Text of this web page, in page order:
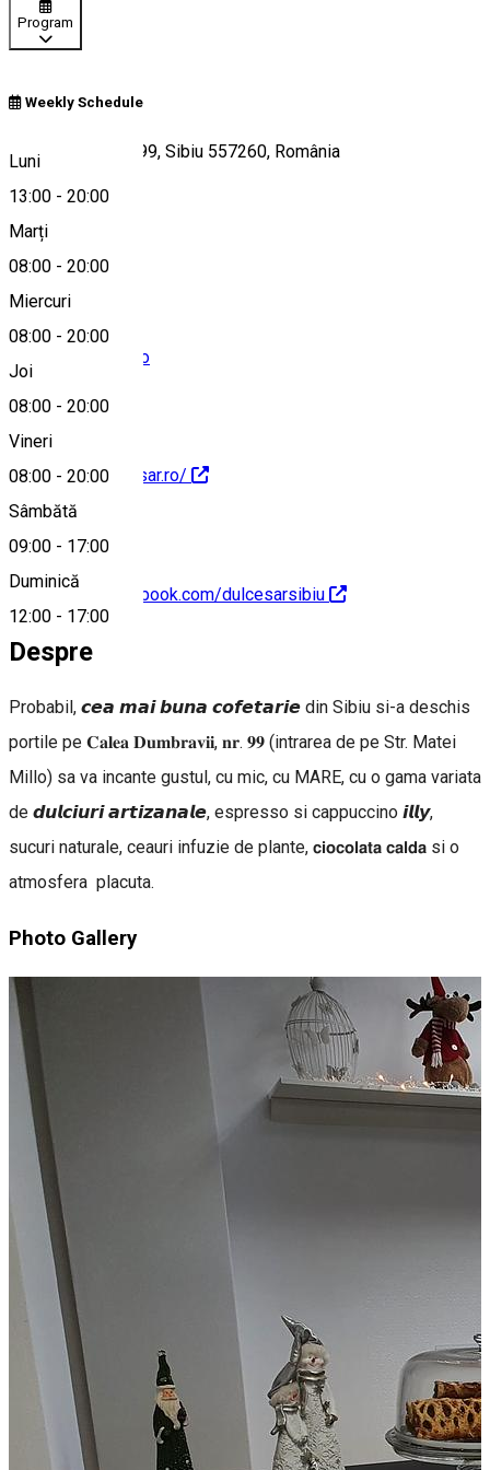
Program
Weekly Schedule
Luni
13:00 - 20:00
Marți
08:00 - 20:00
Miercuri
08:00 - 20:00
Joi
08:00 - 20:00
Vineri
08:00 - 20:00
Sâmbătă
09:00 - 17:00
Duminică
12:00 - 17:00
Calea Dumbrăvii 99, Sibiu 557260, România
Hartă
office@dulcesar.ro
http://www.dulcesar.ro/
https://www.facebook.com/dulcesarsibiu
Despre
Probabil, 𝙘𝙚𝙖 𝙢𝙖𝙞 𝙗𝙪𝙣𝙖 𝙘𝙤𝙛𝙚𝙩𝙖𝙧𝙞𝙚 din Sibiu si-a deschis
portile pe 𝐂𝐚𝐥𝐞𝐚 𝐃𝐮𝐦𝐛𝐫𝐚𝐯𝐢𝐢, 𝐧𝐫. 𝟗𝟗 (intrarea de pe Str. Matei
Millo) sa va incante gustul, cu mic, cu MARE, cu o gama variata
de 𝙙𝙪𝙡𝙘𝙞𝙪𝙧𝙞 𝙖𝙧𝙩𝙞𝙯𝙖𝙣𝙖𝙡𝙚, espresso si cappuccino 𝙞𝙡𝙡𝙮,
sucuri naturale, ceauri infuzie de plante, 𝗰𝗶𝗼𝗰𝗼𝗹𝗮𝘁𝗮 𝗰𝗮𝗹𝗱𝗮 si o
atmosfera placuta.
Photo Gallery